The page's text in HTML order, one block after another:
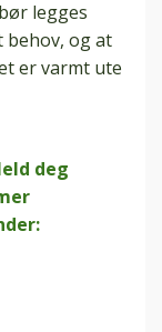
legges
behov, og at
er varmt ute
deg